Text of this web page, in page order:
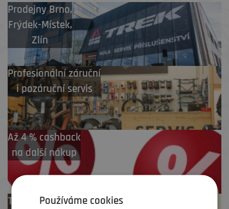
ProdejnyBrno,
Frýdek-Místek,
Zlín
Profesionální záruční
i pozáruční servis
Až 4 % cashback
na další nákup
Test centrumPoužíváme cookies